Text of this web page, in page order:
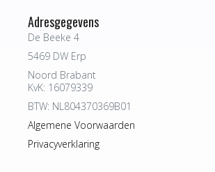
Adresgegevens
De Beeke 4
5469 DW Erp
Noord Brabant
KvK: 16079339
BTW: NL804370369B01
Algemene Voorwaarden
Privacyverklaring